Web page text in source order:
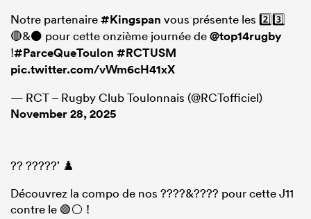
Notre partenaire#Kingspan vous présente les 2️⃣3️⃣
🔴&⚫ pour cette onzième journée de@top14rugby
!#ParceQueToulon #RCTUSM
pic.twitter.com/vWm6cH41xX
— RCT – Rugby Club Toulonnais (@RCTofficiel)
November 28, 2025
?? ?????’ ♟️
Découvrez la compo de nos ????&???? pour cette J11
contre le 🟢⚪️ !